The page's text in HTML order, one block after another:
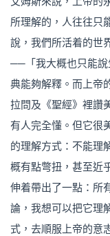
所理解的，人往往只
說，我們所活着的世
──「我大概也只能說
典能夠解釋。而上帝
拉問及《聖經》裡讚
有人完全懂。但它很
的理解方式：不能理
概有點彆扭，甚至近
伸着帶出了一點：所
論，我想可以把它理
式，去順服上帝的意